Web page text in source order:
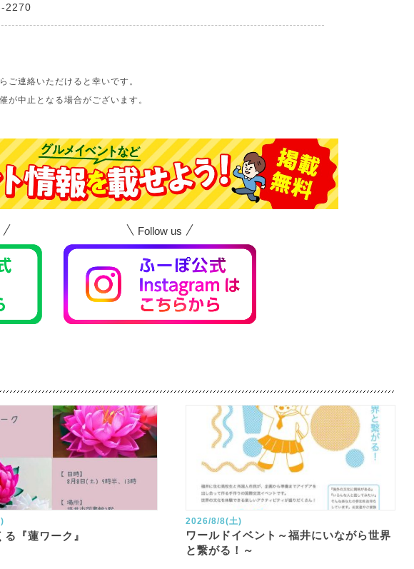
2270
ご連絡いただけると幸いです。
中止となる場合がございます。
Follow us
『蓮ワーク』
2026/8/8(土)
ワールドイベント～福井にいながら世界
と繋がる！～